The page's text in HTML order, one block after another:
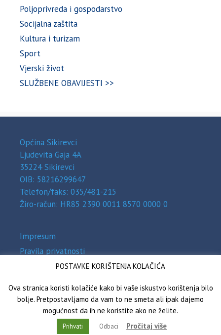
Poljoprivreda i gospodarstvo
Socijalna zaštita
Kultura i turizam
Sport
Vjerski život
SLUŽBENE OBAVIJESTI >>
Općina Sikirevci
Ljudevita Gaja 4A
35224 Sikirevci
OIB: 58216299647
Telefon/faks: 035/481-215
Žiro-račun: HR85 2390 0011 8570 0000 0
Impresum
Pravila privatnosti
Zaštita osobnih podataka (GDPR)
Općina Sikirevci © 2026
POSTAVKE KORIŠTENJA KOLAČIĆA
Ova stranica koristi kolačiće kako bi vaše iskustvo korištenja bilo
bolje. Pretpostavljamo da vam to ne smeta ali ipak dajemo
mogućnost da ih ne koristite ako ne želite.
Prihvati Odbaci Pročitaj više